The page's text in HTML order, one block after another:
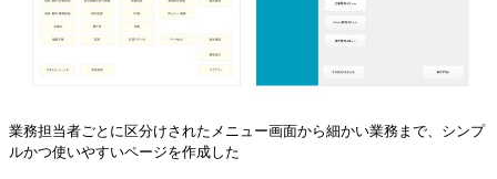
業務担当者ごとに区分けされたメニュー画面から細かい業務まで、シンプ
ルかつ使いやすいページを作成した